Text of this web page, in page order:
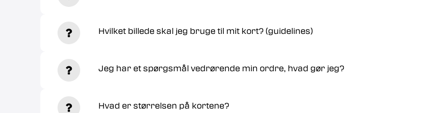
Hvilket billede skal jeg bruge til mit kort? (guidelines)
Jeg har et spørgsmål vedrørende min ordre, hvad gør jeg?
Hvad er størrelsen på kortene?